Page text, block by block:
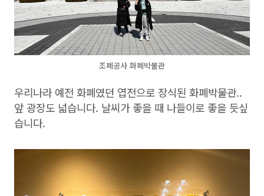
조폐공사 화폐박물관
우리나라 예전 화폐였던 엽전으로 장식된 화폐박물관..
앞 광장도 넓습니다. 날씨가 좋을 때 나들이로 좋을 듯싶
습니다.